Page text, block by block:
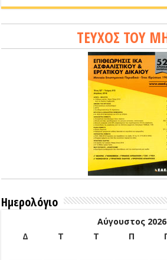
ΤΕΥΧΟΣ ΤΟΥ
Ημερολόγιο
Αύγουστος 2026
Δ
Τ Τ Π